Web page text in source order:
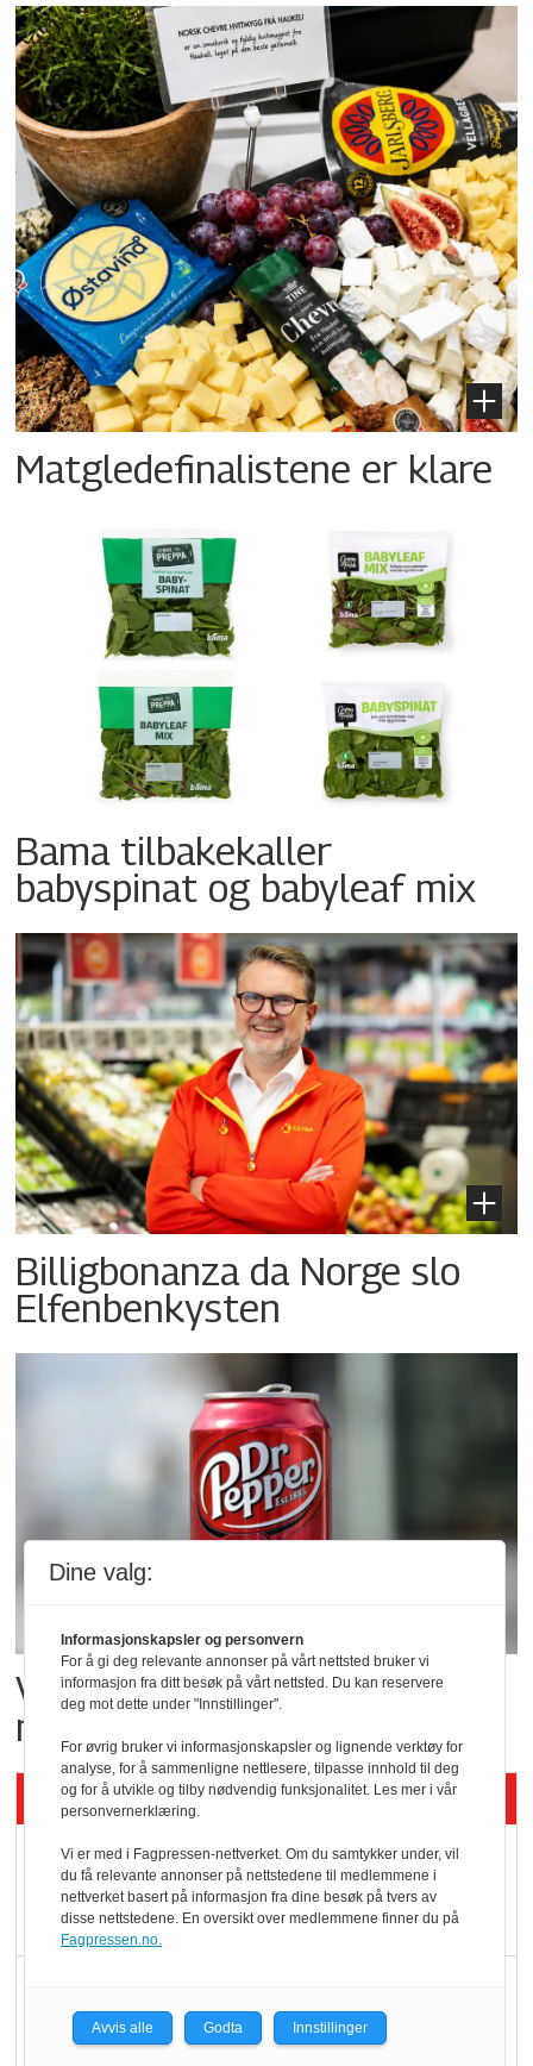
Matgledefinalistene er klare
Bama tilbakekaller
babyspinat og babyleaf mix
Billigbonanza da Norge slo
Elfenbenkysten
Vil vokse i brusmarkedet
med Dr Pepper
Siste artikler - KBS
Mat er viktigere enn
pris når elbilister
velger ladestopp
legger ned hver måned
Dine valg:
Informasjonskapsler og personvern
For å gi deg relevante annonser på vårt nettsted bruker vi
informasjon fra ditt besøk på vårt nettsted. Du kan reservere
deg mot dette under "Innstillinger".
For øvrig bruker vi informasjonskapsler og lignende verktøy for
analyse, for å sammenligne nettlesere, tilpasse innhold til deg
og for å utvikle og tilby nødvendig funksjonalitet. Les mer i vår
personvernerklæring.
Vi er med i Fagpressen-nettverket. Om du samtykker under, vil
du få relevante annonser på nettstedene til medlemmene i
nettverket basert på informasjon fra dine besøk på tvers av
disse nettstedene. En oversikt over medlemmene finner du på
Fagpressen.no.
Avvis alle Godta Innstillinger